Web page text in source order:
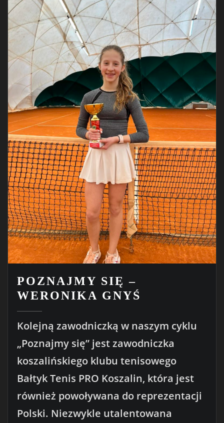
POZNAJMY SIĘ –
WERONIKA GNYŚ
Kolejną zawodniczką w naszym cyklu
„Poznajmy się” jest zawodniczka
koszalińskiego klubu tenisowego
Bałtyk Tenis PRO Koszalin, która jest
również powoływana do reprezentacji
Polski. Niezwykle utalentowana